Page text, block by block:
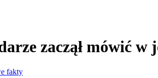
zaczął mówić w
fakty